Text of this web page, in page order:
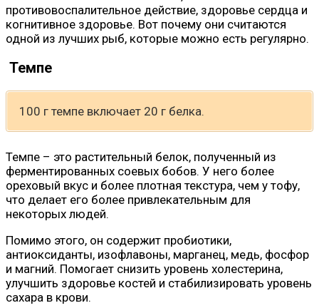
противовоспалительное действие, здоровье сердца и
когнитивное здоровье. Вот почему они считаются
одной из лучших рыб, которые можно есть регулярно.
Темпе
100 г темпе включает 20 г белка.
Темпе – ​​это растительный белок, полученный из
ферментированных соевых бобов. У него более
ореховый вкус и более плотная текстура, чем у тофу,
что делает его более привлекательным для
некоторых людей.
Помимо этого, он содержит пробиотики,
антиоксиданты, изофлавоны, марганец, медь, фосфор
и магний. Помогает снизить уровень холестерина,
улучшить здоровье костей и стабилизировать уровень
сахара в крови.